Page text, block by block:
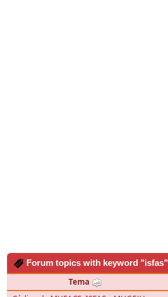
Forum topics with keyword "isfas"
Tema